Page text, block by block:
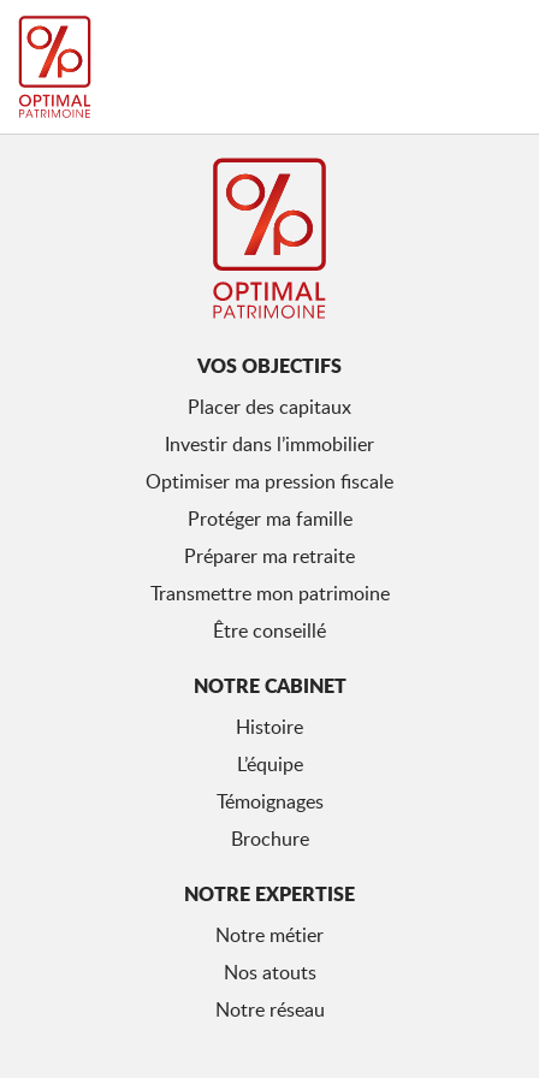
VOS OBJECTIFS
Placer des capitaux
Investir dans l’immobilier
Optimiser ma pression fiscale
Protéger ma famille
Préparer ma retraite
Transmettre mon patrimoine
Être conseillé
NOTRE CABINET
Histoire
L’équipe
Témoignages
Brochure
NOTRE EXPERTISE
Notre métier
Nos atouts
Notre réseau